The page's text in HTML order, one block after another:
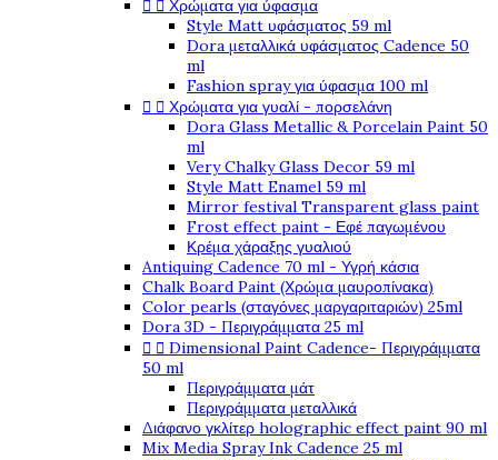
  Χρώματα για ύφασμα
Style Matt υφάσματος 59 ml
Dora μεταλλικά υφάσματος Cadence 50
ml
Fashion spray για ύφασμα 100 ml
  Χρώματα για γυαλί - πορσελάνη
Dora Glass Metallic & Porcelain Paint 50
ml
Very Chalky Glass Decor 59 ml
Style Matt Enamel 59 ml
Mirror festival Transparent glass paint
Frost effect paint - Εφέ παγωμένου
Κρέμα χάραξης γυαλιού
Antiquing Cadence 70 ml - Υγρή κάσια
Chalk Board Paint (Χρώμα μαυροπίνακα)
Color pearls (σταγόνες μαργαριταριών) 25ml
Dora 3D - Περιγράμματα 25 ml
  Dimensional Paint Cadence- Περιγράμματα
50 ml
Περιγράμματα μάτ
Περιγράμματα μεταλλικά
Διάφανο γκλίτερ holographic effect paint 90 ml
Mix Media Spray Ink Cadence 25 ml